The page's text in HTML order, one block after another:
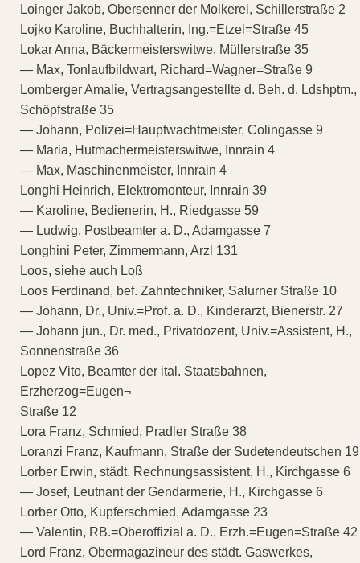
Loinger Jakob, Obersenner der Molkerei, Schillerstraße 2
Lojko Karoline, Buchhalterin, Ing.=Etzel=Straße 45
Lokar Anna, Bäckermeisterswitwe, Müllerstraße 35
— Max, Tonlaufbildwart, Richard=Wagner=Straße 9
Lomberger Amalie, Vertragsangestellte d. Beh. d. Ldshptm.,
Schöpfstraße 35
— Johann, Polizei=Hauptwachtmeister, Colingasse 9
— Maria, Hutmachermeisterswitwe, Innrain 4
— Max, Maschinenmeister, Innrain 4
Longhi Heinrich, Elektromonteur, Innrain 39
— Karoline, Bedienerin, H., Riedgasse 59
— Ludwig, Postbeamter a. D., Adamgasse 7
Longhini Peter, Zimmermann, Arzl 131
Loos, siehe auch Loß
Loos Ferdinand, bef. Zahntechniker, Salurner Straße 10
— Johann, Dr., Univ.=Prof. a. D., Kinderarzt, Bienerstr. 27
— Johann jun., Dr. med., Privatdozent, Univ.=Assistent, H.,
Sonnenstraße 36
Lopez Vito, Beamter der ital. Staatsbahnen,
Erzherzog=Eugen¬
Straße 12
Lora Franz, Schmied, Pradler Straße 38
Loranzi Franz, Kaufmann, Straße der Sudetendeutschen 19
Lorber Erwin, städt. Rechnungsassistent, H., Kirchgasse 6
— Josef, Leutnant der Gendarmerie, H., Kirchgasse 6
Lorber Otto, Kupferschmied, Adamgasse 23
— Valentin, RB.=Oberoffizial a. D., Erzh.=Eugen=Straße 42
Lord Franz, Obermagazineur des städt. Gaswerkes,